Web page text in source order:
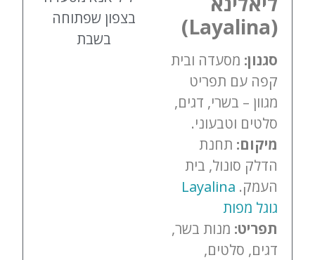
(Layalina)
סגנון: מסעדה ובית
קפה עם תפריט
מגוון – בשרי, דגים,
סלטים וטבעוני.
מיקום: תחנת
הדלק סונול, בית
העמק. Layalina
גוגל מפות
תפריט: מנות בשר,
דגים, סלטים,